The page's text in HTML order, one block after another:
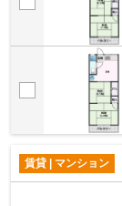
賃貸 | マンション